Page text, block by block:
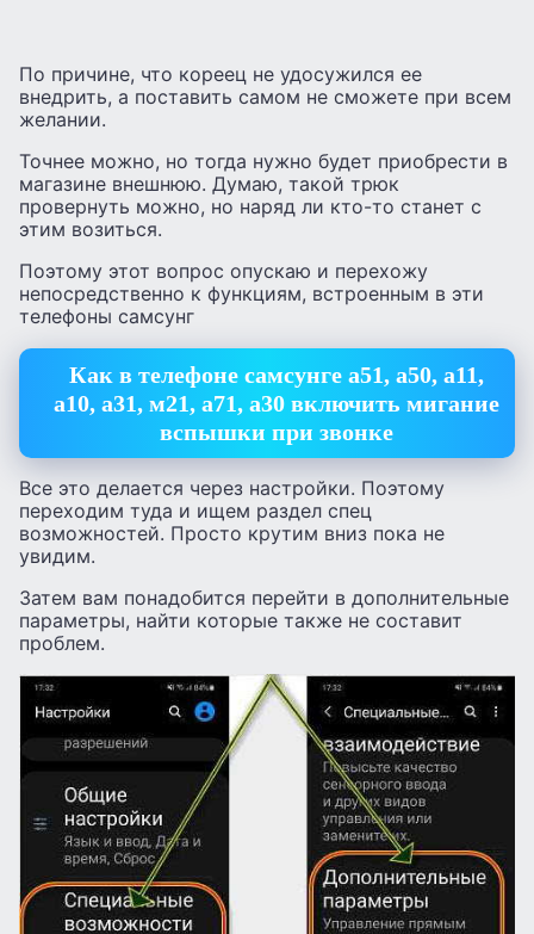
По причине, что кореец не удосужился ее
внедрить, а поставить самом не сможете при всем
желании.
Точнее можно, но тогда нужно будет приобрести в
магазине внешнюю. Думаю, такой трюк
провернуть можно, но наряд ли кто-то станет с
этим возиться.
Поэтому этот вопрос опускаю и перехожу
непосредственно к функциям, встроенным в эти
телефоны самсунг
Как в телефоне самсунге а51, а50, а11,
а10, а31, м21, а71, а30 включить мигание
вспышки при звонке
Все это делается через настройки. Поэтому
переходим туда и ищем раздел спец
возможностей. Просто крутим вниз пока не
увидим.
Затем вам понадобится перейти в дополнительные
параметры, найти которые также не составит
проблем.